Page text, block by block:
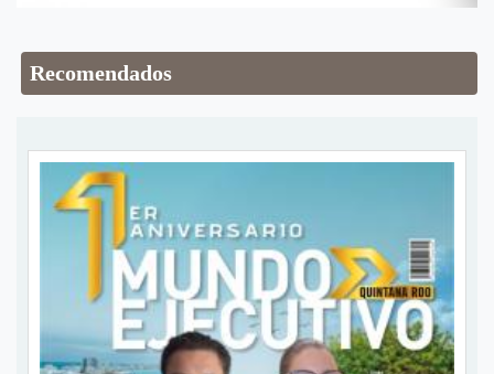
Recomendados